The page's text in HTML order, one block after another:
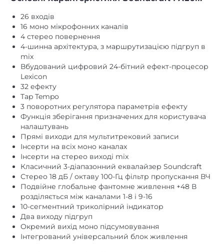
26 входів
16 моно мікрофонних каналів
4 стерео повернення
4-шинна архітектура, з маршрутизацією підгруп в
mix
Вбудований цифровий 24-бітний ефект-процесор
Lexicon
32 ефекту
Tap Tempo
3 поворотних регулятора параметрів ефекту
Функція зберігання призначених для користувача
налаштувань
Прямі виходи для мультитрековий записи
Інсерти на всіх моно каналах
Інсерти на стерео виході mix
Класичний 3-діапазонний еквалайзер Soundcraft
Стерео 18 дБ / октаву 100-Гц фільтр пропускання ВЧ
Подвійне глобальне фантомне живлення +48 В
розділяється між каналами 1-8 і 9-16
10-сегментний триколірний індикатор
Два виходу підгруп
Окремий вихід моно підсумовування
Інтегрований універсальний блок живлення